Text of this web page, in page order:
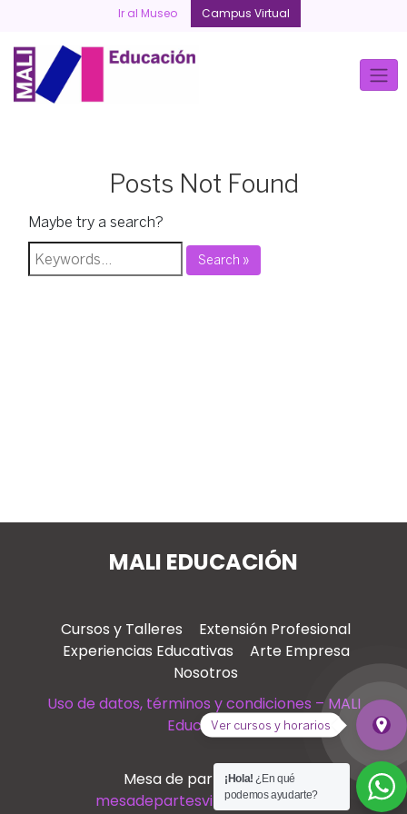
content
Ir al Museo Campus Virtual
Posts Not Found
Maybe try a search?
Search »
MALI EDUCACIÓN
Cursos y Talleres
Extensión Profesional
Experiencias Educativas
Arte Empresa
Nosotros
Uso de datos, términos y condiciones – MALI
Educación
Mesa de partes virtual
mesadepartesvirtual@mali.pe
¡Hola! ¿En qué
podemos ayudarte?
Ver
place
Ver cursos y horarios